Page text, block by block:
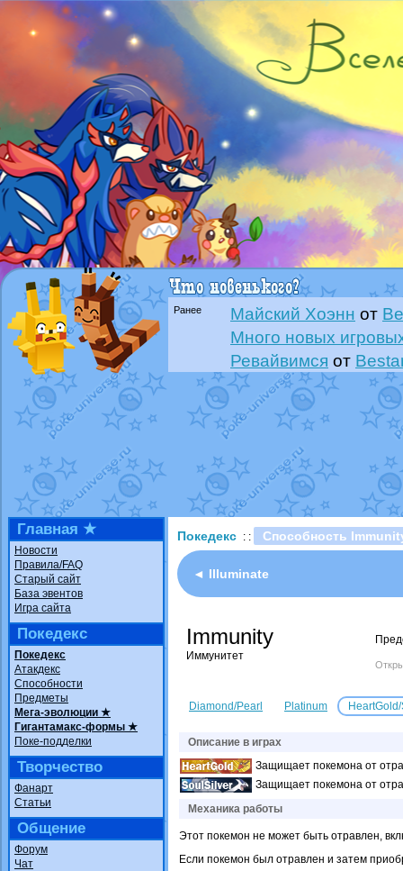
Ранее Майский Хоэнн от
Много новых
Ревайвимся от
Всё, трындец
Технические
доброе утро славяне
Йолда и Мимикью
от
Недовольный
The Dark Wishmaker
шадоу спиритомбот
траббишот
Raging Bolt
Shadow mismagius
Главная ★
Новости
Правила/FAQ
Старый сайт
База эвентов
Игра сайта
Покедекс
Покедекс
Атакдекс
Способности
Предметы
Мега-эволюции ★
Гигантамакс-формы ★
Поке-подделки
Творчество
Фанарт
Статьи
Общение
Форум
Чат
Покедекс : : Способность
◄ Illuminate
Immunity
Иммунитет
Diamond/Pearl Platinum
Описание в играх
Защищает покемона от
Защищает покемона от
Механика работы
Этот покемон не может быть отравлен,
Если покемон был отравлен и затем